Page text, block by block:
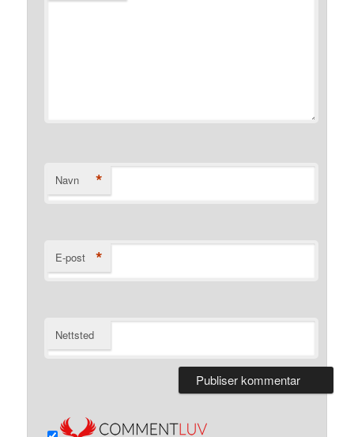
Navn *
E-post *
Nettsted